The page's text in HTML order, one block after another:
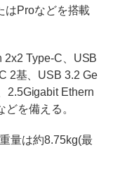
はProなどを搭載
Type-C、USB
2基、USB 3.2 Ge
2.5Gigabit Ethern
を備える。
量は約8.75kg(最